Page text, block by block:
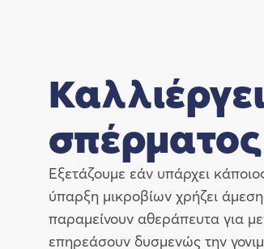
σπέρματος
Eξετάζουμε εάν υπάρχει
ύπαρξη μικροβίων χρήζει
παραμείνουν αθεράπευτα για
επηρεάσουν δυσμενώς την